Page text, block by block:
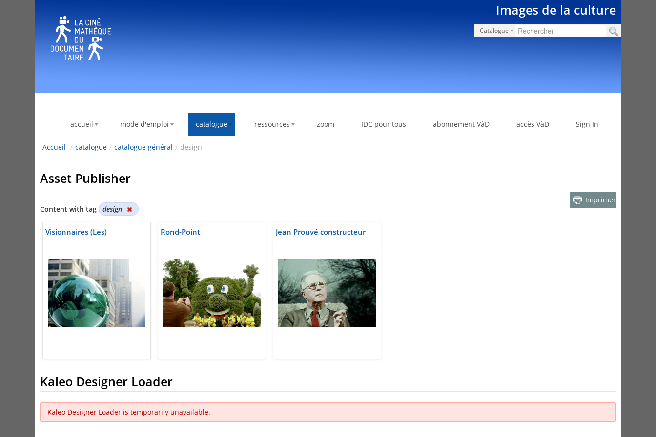
Images de la culture
Catalogue
accueil mode d'emploi catalogue ressources zoom IDC pour tous abonnement VàD accès VàD Sign In
Accueil / catalogue / catalogue général / design
Asset Publisher
Content with tag design .
Imprimer
Visionnaires (Les) Rond-Point Jean Prouvé constructeur
Kaleo Designer Loader
Kaleo Designer Loader is temporarily unavailable.